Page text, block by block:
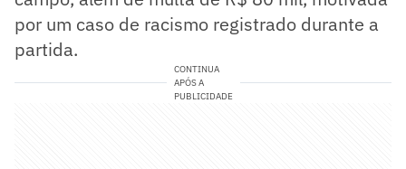
por um caso de racismo registrado durante a
partida.
CONTINUA
APÓS A
PUBLICIDADE